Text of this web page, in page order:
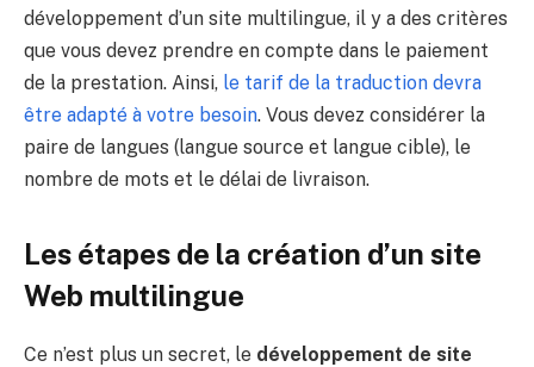
développement d’un site multilingue, il y a des critères
que vous devez prendre en compte dans le paiement
de la prestation. Ainsi, le tarif de la traduction devra
être adapté à votre besoin. Vous devez considérer la
paire de langues (langue source et langue cible), le
nombre de mots et le délai de livraison.
Les étapes de la création d’un site
Web multilingue
Ce n’est plus un secret, le développement de site